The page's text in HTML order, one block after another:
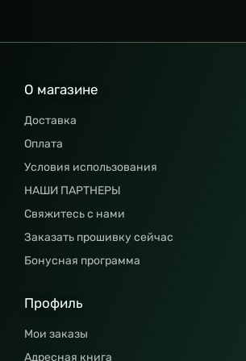
О магазине
Доставка
Оплата
Условия использования
НАШИ ПАРТНЕРЫ
Свяжитесь с нами
Заказать прошивку сейчас
Бонусная программа
Профиль
Мои заказы
Адресная книга